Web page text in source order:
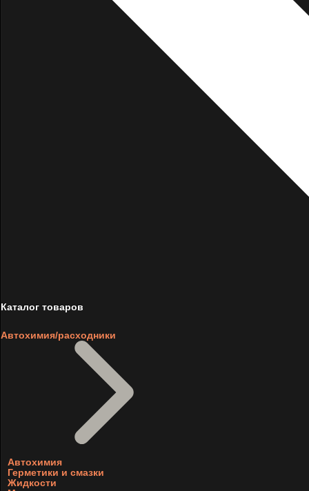
Каталог товаров
Автохимия/расходники
Автохимия
Герметики и смазки
Жидкости